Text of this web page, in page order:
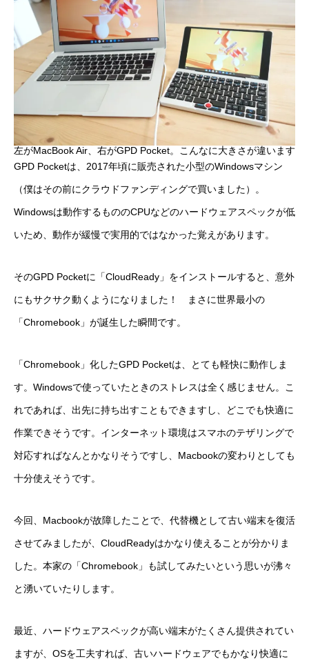
左がMacBook Air、右がGPD Pocket。こんなに大きさが違います
GPD Pocketは、2017年頃に販売された小型のWindowsマシン
（僕はその前にクラウドファンディングで買いました）。
Windowsは動作するもののCPUなどのハードウェアスペックが低
いため、動作が緩慢で実用的ではなかった覚えがあります。
そのGPD Pocketに「CloudReady」をインストールすると、意外
にもサクサク動くようになりました！ まさに世界最小の
「Chromebook」が誕生した瞬間です。
「Chromebook」化したGPD Pocketは、とても軽快に動作しま
す。Windowsで使っていたときのストレスは全く感じません。こ
れであれば、出先に持ち出すこともできますし、どこでも快適に
作業できそうです。インターネット環境はスマホのテザリングで
対応すればなんとかなりそうですし、Macbookの変わりとしても
十分使えそうです。
今回、Macbookが故障したことで、代替機として古い端末を復活
させてみましたが、CloudReadyはかなり使えることが分かりま
した。本家の「Chromebook」も試してみたいという思いが沸々
と湧いていたりします。
最近、ハードウェアスペックが高い端末がたくさん提供されてい
ますが、OSを工夫すれば、古いハードウェアでもかなり快適に